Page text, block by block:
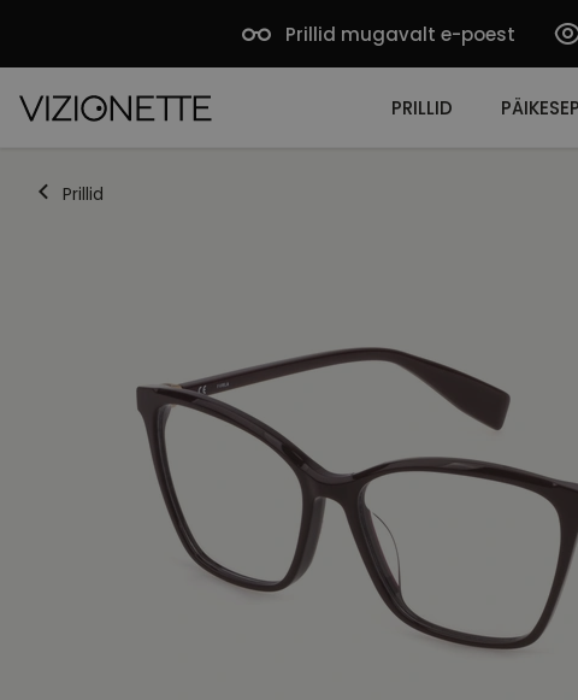
Prillid mugavalt e-poest
PRILLID
Prillid